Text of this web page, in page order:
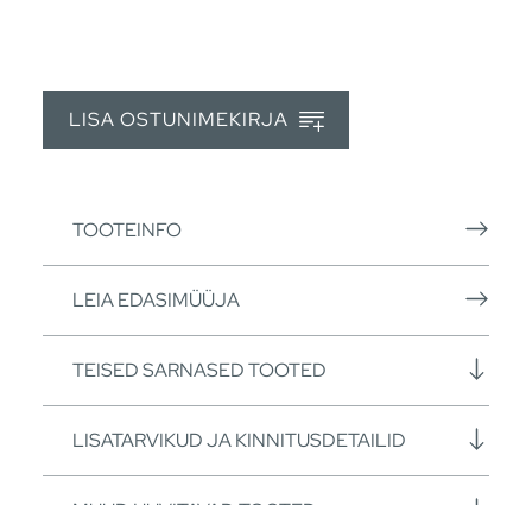
LISA OSTUNIMEKIRJA
TOOTEINFO
LEIA EDASIMÜÜJA
TEISED SARNASED TOOTED
LISATARVIKUD JA KINNITUSDETAILID